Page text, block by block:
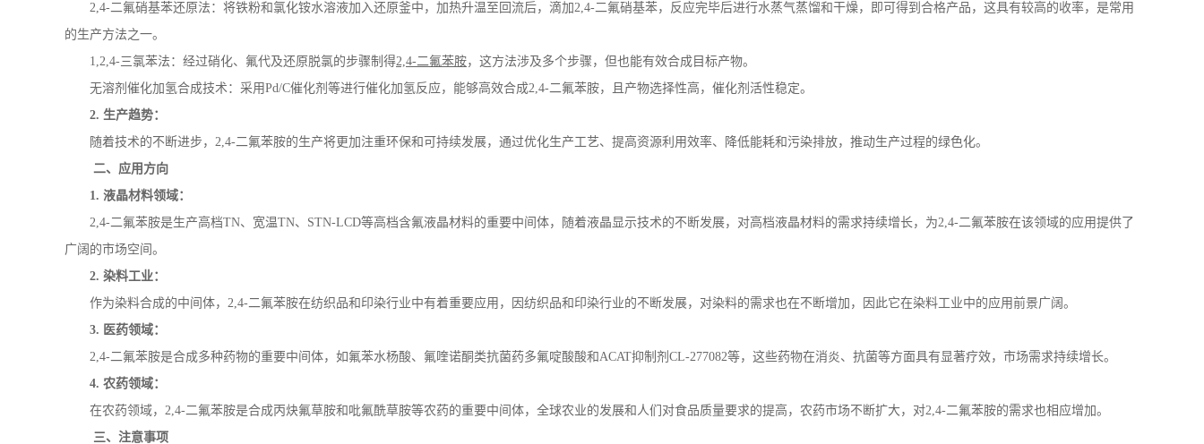
2,4-二氟硝基苯还原法：将铁粉和氯化铵水溶液加入还原釜中，加热升温至回流后，滴加2,4-二氟硝基苯，反应完毕后进行水蒸气蒸馏和干燥，即可得到合格产品，这具有较高的收率，是常用
的生产方法之一。
1,2,4-三氯苯法：经过硝化、氟代及还原脱氯的步骤制得2,4-二氟苯胺，这方法涉及多个步骤，但也能有效合成目标产物。
无溶剂催化加氢合成技术：采用Pd/C催化剂等进行催化加氢反应，能够高效合成2,4-二氟苯胺，且产物选择性高，催化剂活性稳定。
2.生产趋势：
随着技术的不断进步， 2,4-二氟苯胺的生产将更加注重环保和可持续发展，通过优化生产工艺、提高资源利用效率、降低能耗和污染排放，推动生产过程的绿色化。
二、应用方向
1.液晶材料领域：
2,4-二氟苯胺是生产高档TN、宽温TN、 STN-LCD等高档含氟液晶材料的重要中间体，随着液晶显示技术的不断发展，对高档液晶材料的需求持续增长，为2,4-二氟苯胺在该领域的应用提供了
广阔的市场空间。
2.染料工业：
作为染料合成的中间体， 2,4-二氟苯胺在纺织品和印染行业中有着重要应用，因纺织品和印染行业的不断发展，对染料的需求也在不断增加，因此它在染料工业中的应用前景广阔。
3. 医药领域：
2,4-二氟苯胺是合成多种药物的重要中间体，如氟苯水杨酸、氟喹诺酮类抗菌药多氟啶酸酸和ACAT抑制剂 CL-277082等，这些药物在消炎、抗菌等方面具有显著疗效，市场需求持续增长。
4.农药领域：
在农药领域， 2,4-二氟苯胺是合成丙炔氟草胺和吡氟酰草胺等农药的重要中间体，全球农业的发展和人们对食品质量要求的提高，农药市场不断扩大，对2,4-二氟苯胺的需求也相应增加。
三、注意事项